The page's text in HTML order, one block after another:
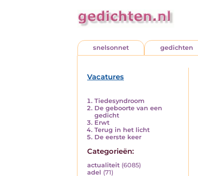
snelsonnet gedichten
Vacatures
Tiedesyndroom
De geboorte van een
gedicht
Erwt
Terug in het licht
De eerste keer
Categorieën:
actualiteit (6085)
adel (71)